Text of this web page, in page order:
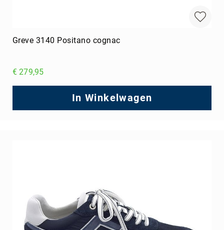
Greve 3140 Positano cognac
€ 279,95
In Winkelwagen